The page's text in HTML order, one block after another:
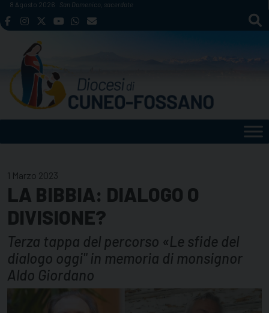
Skip
to
8 Agosto 2026 San Domenico, sacerdote
1 Marzo 2023
LA BIBBIA: DIALOGO O
DIVISIONE?
Terza tappa del percorso «Le sfide del
dialogo oggi" in memoria di monsignor
Aldo Giordano